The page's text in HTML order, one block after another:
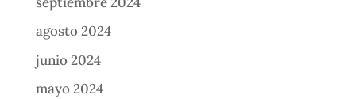
agosto 2024
junio 2024
mayo 2024